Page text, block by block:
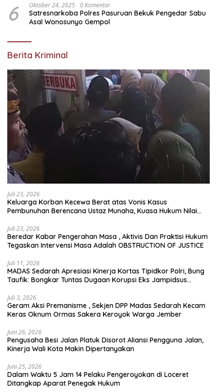
6 Oktober 24, 2025 0 Komentar
Satresnarkoba Polres Pasuruan Bekuk Pengedar Sabu
Asal Wonosunyo Gempol
Berita Kriminal
Juli 23, 2026
Keluarga Korban Kecewa Berat atas Vonis Kasus
Pembunuhan Berencana Ustaz Munaha, Kuasa Hukum Nilai
Juli 23, 2026
Beredar Kabar Pengerahan Masa , Aktivis Dan Praktisi Hukum
Tegaskan Intervensi Masa Adalah OBSTRUCTION OF JUSTICE
Juli 11, 2026
MADAS Sedarah Apresiasi Kinerja Kortas Tipidkor Polri, Bung
Taufik: Bongkar Tuntas Dugaan Korupsi Eks Jampidsus
Juli 3, 2026
Geram Aksi Premanisme , Sekjen DPP Madas Sedarah Kecam
Keras Oknum Ormas Sakera Keroyok Warga Jember
Juni 26, 2026
Pengusaha Besi Jalan Platuk Disorot Aliansi Pengguna Jalan,
Kinerja Wali Kota Makin Dipertanyakan
Juni 25, 2026
Dalam Waktu 5 Jam 14 Pelaku Pengeroyokan di Loceret
Ditangkap Aparat Penegak Hukum